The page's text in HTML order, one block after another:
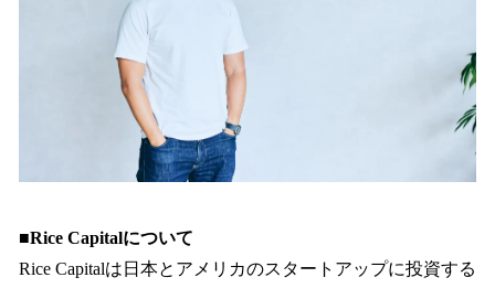
■Rice Capitalについて
Rice Capitalは日本とアメリカのスタートアップに投資する